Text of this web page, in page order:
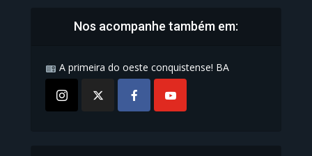
Nos acompanhe também em:
A primeira do oeste conquistense! BA